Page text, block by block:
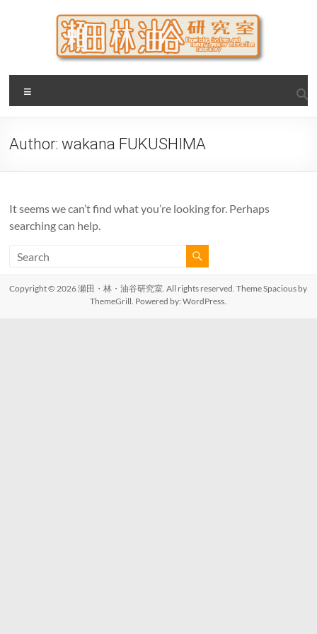
瀬田・林・油谷研究室
大阪公立大学 大学院 情報学研究科 学際情報学専攻 / 大阪府
立大学 理学部 情報数理科学科(大学院 理学系研究科 情報数理
Author:wakana FUKUSHIMA
It seems we can’t find what you’re looking for. Perhaps
searching can help.
Copyright © 2026瀬田・林・油谷研究室. All rights reserved. ThemeSpacious by
ThemeGrill. Powered by:WordPress.